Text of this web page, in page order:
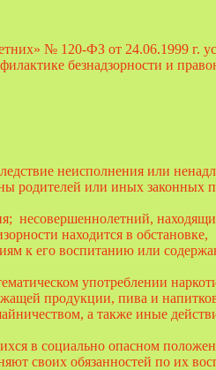
№ 120-ФЗ от 24.06.1999 г.
безнадзорности и
неисполнения или
родителей или иных законных
несовершеннолетний,
находится в обстановке,
к его воспитанию или
употреблении
продукции, пива и
а также иные
в социально опасном
своих обязанностей по их